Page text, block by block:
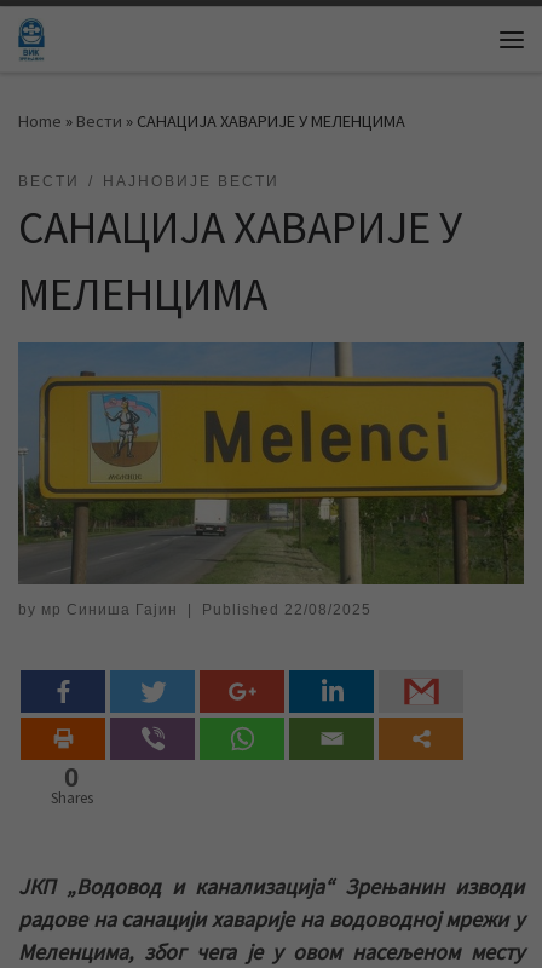
Skip to content
Home » Вести » САНАЦИЈА ХАВАРИЈЕ У МЕЛЕНЦИМА
ВЕСТИ НАЈНОВИЈЕ ВЕСТИ
САНАЦИЈА ХАВАРИЈЕ У
МЕЛЕНЦИМА
by мр Синиша Гајин Published 22/08/2025
0
Shares
ЈКП „Водовод и канализација“ Зрењанин изводи
радове на санацији хаварије на водоводној мрежи у
Меленцима, због чега је у овом насељеном месту